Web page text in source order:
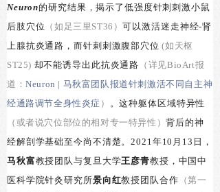
Neuron的研究结果，揭示了低强度针刺刺激小鼠
后肢穴位 （如足三里ST36）可以激活迷走神经-肾
上腺抗炎通路，而针刺刺激腹部穴位 (如天枢
ST25) 却不能诱导出此抗炎通路 （详见BioArt报
道：Neuron | 马秋富团队报道针刺激活不同自主神
经通路调节全身性炎症 ）
。这种躯体区域特异性
（或者说穴位部位的相对专一特异性）背后的神
经解剖学基础至今尚不清楚。2021年10月13日，
马秋富教授团队与复旦大学王彦青教授，中国中
医科学院针灸研究所景向红教授团队合作 （第一